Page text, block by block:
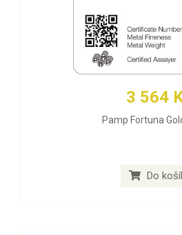
3 564
Pamp Fortuna
Do